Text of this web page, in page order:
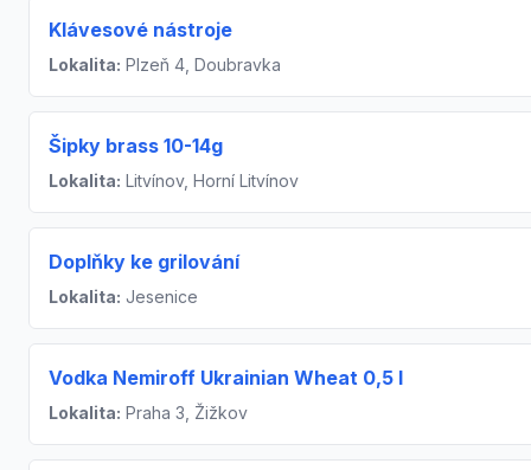
Klávesové nástroje
Lokalita: Plzeň 4, Doubravka
Šipky brass 10-14g
Lokalita: Litvínov, Horní Litvínov
Doplňky ke grilování
Lokalita: Jesenice
Vodka Nemiroff Ukrainian Wheat 0,5 l
Lokalita: Praha 3, Žižkov